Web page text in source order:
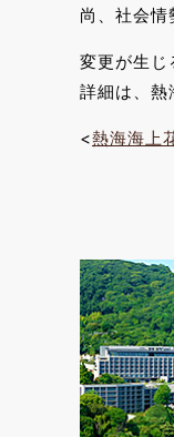
尚、社会情
変更が生じ
詳細は、熱
<熱海海上